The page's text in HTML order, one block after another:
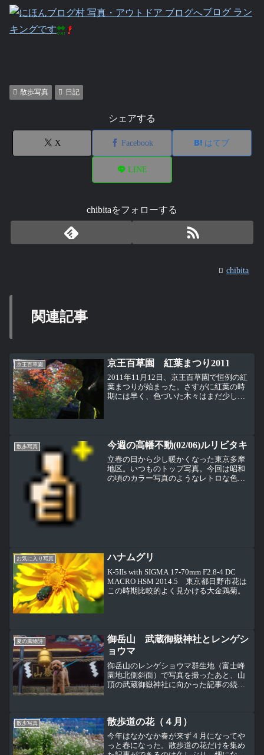
ブログ ラン
キングです
散歩写真 日記
シェアする
X Facebook はてブ
LINE
chibitaをフォローする
chibita
関連記事
京王百草園 京王百草園 紅葉まつり2011
2011年11月12日、京王百草園で恒例の紅
葉まつりが始まった。さすがに紅葉の時
期には早く、色づいた木々はまだ少しだ
散歩写真 今週の高幡不動(02/06)ルリビタキ
立春の日から少し暖かくなった東京多摩
地区。いつものトップ写真。今回は昭和
の頃のカラー写真のようなレトロな色合
お気に入り写真 ハナムグリ
K-5IIs with SIGMA 17-70mm F2.8-4 DC
MACRO HSM 2014.5 東京都日野市花は
この時期比較的よく見かける大金鶏菊。
夏の風物詩
御岳山 武蔵御嶽神社とレンゲシ
ョウマ
御岳山のレンゲショウマ群生地（富士峰
園地北側斜面）で写真を撮ったあと、山
頂の武蔵御嶽神社に向かった記事の続
通り霧がかかっている。階...
散歩写真 散歩道の花（４月）
今年はなかなか春が来ず４月になってや
っと春になった。散歩道の花だけを集め